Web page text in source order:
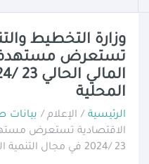
وزارة التخطيط
تستعرض
المحلية
الرئيسية/ الإعلام / بيانات
الاقتصادية تستعرض
23 /2024 في مجال التنمية المحلية